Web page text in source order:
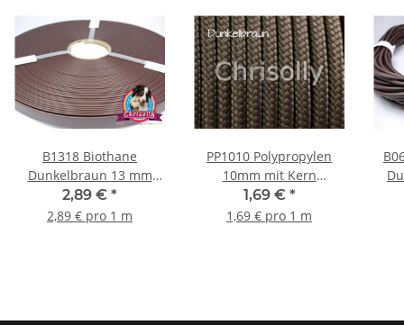
B1318 Biothane
Dunkelbraun 13 mm
BR523
2,89 € *
2,89 € pro 1 m
PP1010 Polypropylen
10mm mit Kern
Dunkelbraun
1,69 € *
1,69 € pro 1 m